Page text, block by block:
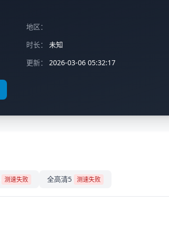
地区：
时长：
未知
更新： 2026-03-06 05:32:17
测速失败 全高清5 测速失败